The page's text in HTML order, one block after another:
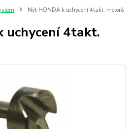
Nýt HONDA k uchycení 4takt. motorů
uchycení 4takt.